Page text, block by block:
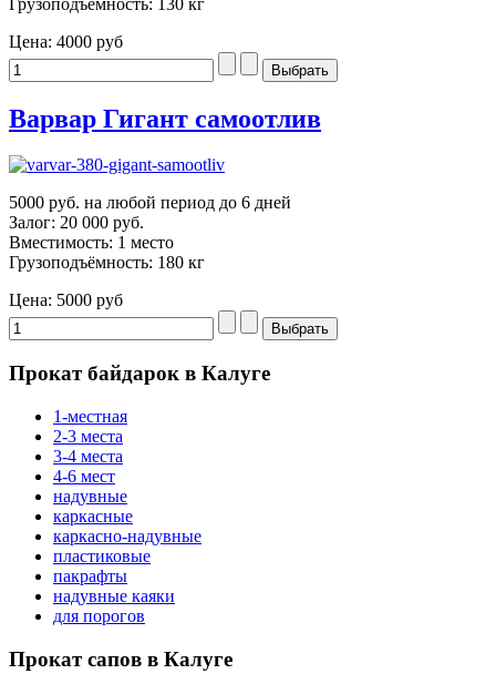
Цена: 4000 руб
Варвар Гигант самоотлив
5000 руб. на любой период до 6 дней
Залог: 20 000 руб.
Вместимость: 1 место
Грузоподъёмность: 180 кг
Цена: 5000 руб
Прокат байдарок в Калуге
1-местная
2-3 места
3-4 места
4-6 мест
надувные
каркасные
каркасно-надувные
пластиковые
пакрафты
надувные каяки
для порогов
Прокат сапов в Калуге